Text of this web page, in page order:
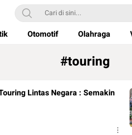
Otomotif Olahraga
#touring
Lintas Negara : Semakin